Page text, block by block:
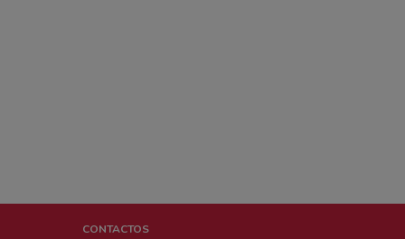
CONTACTOS